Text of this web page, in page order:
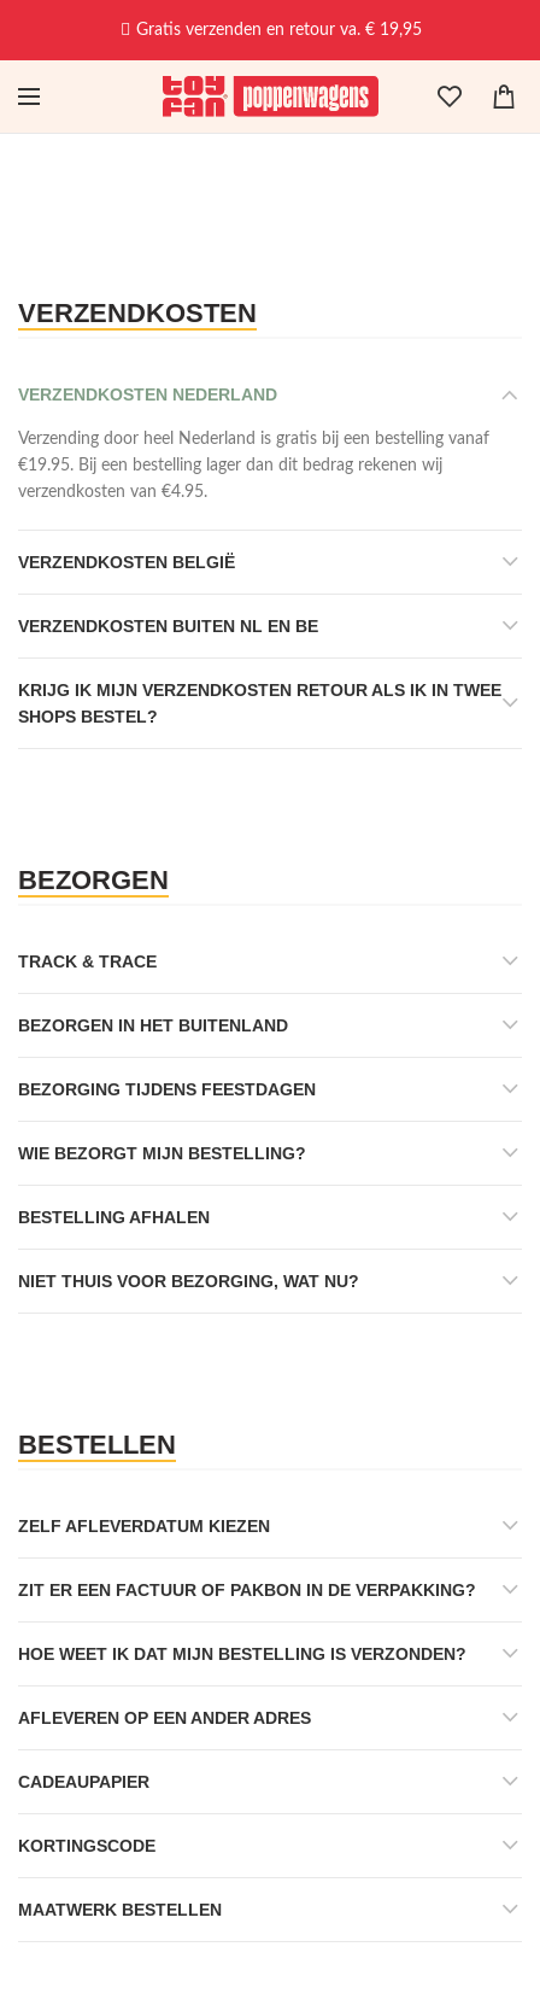
Vandaag besteld, dinsdag in huis!
VERZENDKOSTEN
VERZENDKOSTEN NEDERLAND
Verzending door heel Nederland is gratis bij een bestelling vanaf
€19.95. Bij een bestelling lager dan dit bedrag rekenen wij
verzendkosten van €4.95.
VERZENDKOSTEN BELGIË
VERZENDKOSTEN BUITEN NL EN BE
KRIJG IK MIJN VERZENDKOSTEN RETOUR ALS IK IN TWEE
SHOPS BESTEL?
BEZORGEN
TRACK & TRACE
BEZORGEN IN HET BUITENLAND
BEZORGING TIJDENS FEESTDAGEN
WIE BEZORGT MIJN BESTELLING?
BESTELLING AFHALEN
NIET THUIS VOOR BEZORGING, WAT NU?
BESTELLEN
ZELF AFLEVERDATUM KIEZEN
ZIT ER EEN FACTUUR OF PAKBON IN DE VERPAKKING?
HOE WEET IK DAT MIJN BESTELLING IS VERZONDEN?
AFLEVEREN OP EEN ANDER ADRES
CADEAUPAPIER
KORTINGSCODE
MAATWERK BESTELLEN